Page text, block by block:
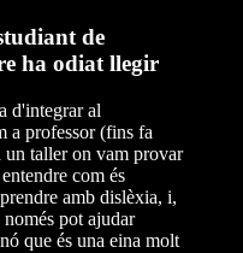
de
ha odiat llegir
d'integrar al
a professor (fins fa
un taller on vam provar
com és
amb dislèxia, i,
pot ajudar
que és una eina molt